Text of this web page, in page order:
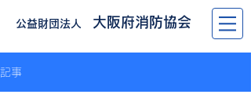
公益財団法人 大阪府消防協会
記事